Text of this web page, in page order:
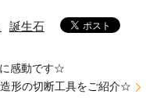
誕生石
感動です☆
形の切断工具をご紹介☆